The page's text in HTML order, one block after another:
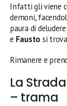
Infatti gli viene
demoni,
paura di
e Fausto si
Rimanere e
La
– trama